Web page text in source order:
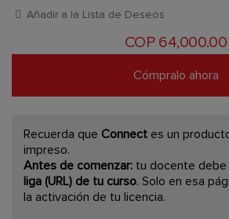
Añadir a la Lista de Deseos
Cómpralo ahora
COP 64,000.00
Recuerda que Connect es un
impreso.
Antes de comenzar: tu docente
liga (URL) de tu curso. Solo en esa
la activación de tu licencia.